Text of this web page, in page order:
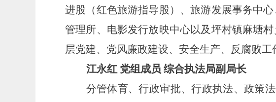
进股（红色旅游指导股）、旅游发展事务中
管理所、 电影发行放映中心以及 坪村镇麻塘村
层党建、党风廉政建设、安全生产、 反腐败工
江永红 党组成员 综合执法局副局长
分管体育、行政审批、行政执法、政策